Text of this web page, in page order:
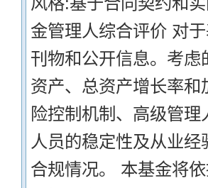
金管理人综合评价 对
刊物和公开信息。考
资产、总资产增长率
险控制机制、高级管
人员的稳定性及从业
合规情况。 本基金将